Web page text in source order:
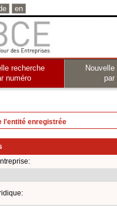
en
recherche
numéro
par
l'entité enregistrée